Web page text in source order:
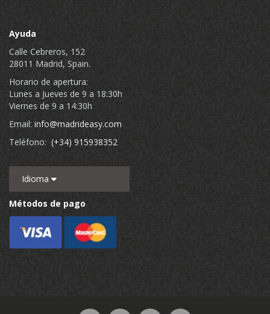
Ayuda
Calle Cebreros, 152
28011 Madrid, Spain.
Horario de apertura:
Lunes a Jueves de 9 a 18:30h
Viernes de 9 a 14:30h
Email: info@madrideasy.com
Teléfono: (+34) 915938352
Idioma
Métodos de pago